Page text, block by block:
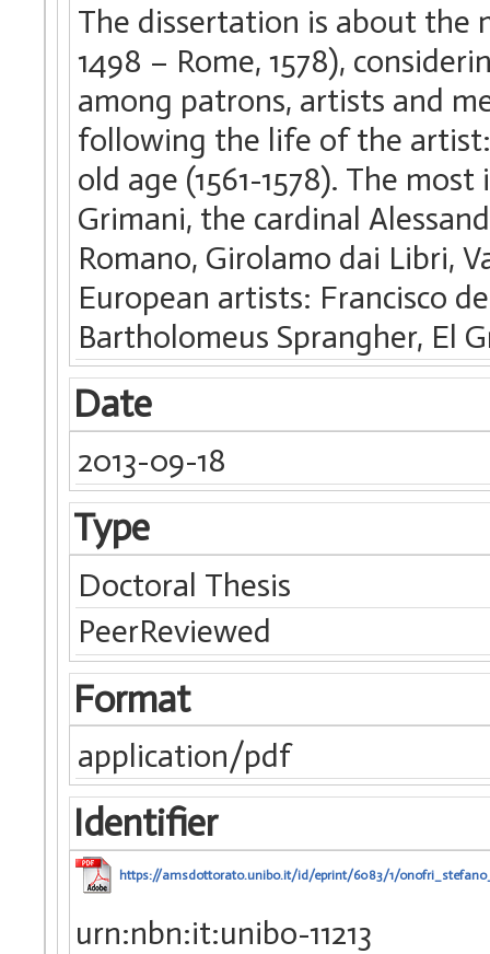
The dissertation is about the
1498 – Rome, 1578),
among patrons, artists and
following the life of the artist:
old age (1561-1578). The
Grimani, the cardinal
Romano, Girolamo dai Libri,
European artists: Francisco
Bartholomeus Sprangher, El
Date
2013-09-18
Type
Doctoral Thesis
PeerReviewed
Format
application/pdf
Identifier
https://amsdottorato.unibo.it/id/eprint/6083/1/
urn:nbn:it:unibo-11213